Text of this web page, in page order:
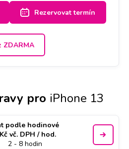
Rezervovat termín
ZDARMA
pro iPhone 13
podle hodinové
vč. DPH / hod.
2 - 8 hodin